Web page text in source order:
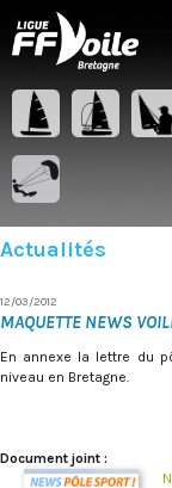
Actualités
12/03/2012
MAQUETTE NEWS
En annexe la lettre du
niveau en Bretagne.
Document joint :
Intranet